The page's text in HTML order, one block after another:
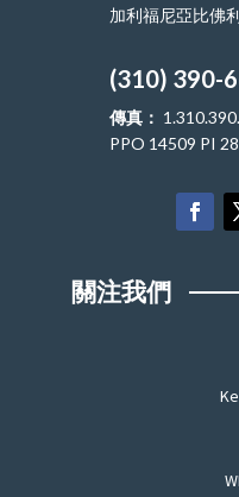
加利福尼亞比佛
(310) 390-
傳真：
PPO 14509 PI
關注我們